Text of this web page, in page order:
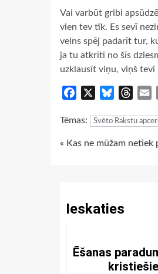
Vai varbūt gribi
vien tev tīk. Es sevī
velns spēj padarīt tur,
ja tu atkrīti no šīs
uzklausīt viņu, viņš tevi
Facebook Bluesky
Tēmas: Svēto Rakstu
Continue
« Kas ne mūžam netiek
Ieskaties
Ēšanas